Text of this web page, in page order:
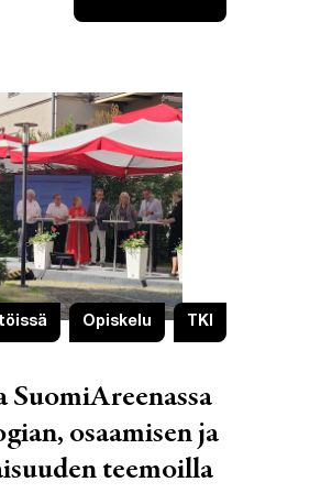
Opiskelu
TKI
osaamisen ja
teemoilla